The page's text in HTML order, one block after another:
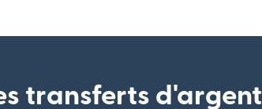
transferts d'argent